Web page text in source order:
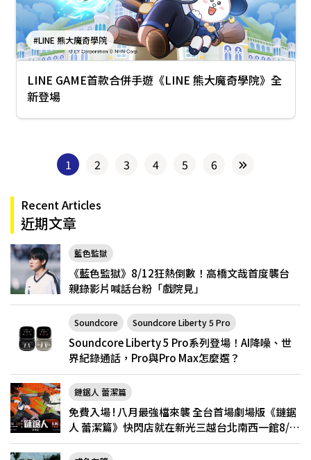
#LINE 熊大魔奇學院
LINE GAME首款合併手遊《LINE 熊大魔奇學院》全
新登場
1 2 3 4 5 6
Recent Articles
近期文章
藍色監獄
《藍色監獄》8/12狂熱倒數！高橋文哉首度襲台
親錄影片喊話台粉「戲院見」
Soundcore Soundcore Liberty 5 Pro
Soundcore Liberty 5 Pro系列登場！AI降噪、世
界紀錄通話，Pro與Pro Max怎麼選？
鏈鋸人 蕾潔篇
免費入場 ! 八月最強檔來襲 全台首場劇場版《鏈鋸
人 蕾潔篇》快閃店就在新光三越台北南西一館8/6
限定登場